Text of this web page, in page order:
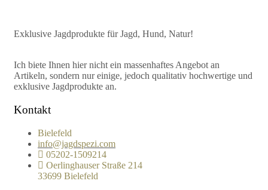
Exklusive Jagdprodukte für Jagd, Hund, Natur!
Ich biete Ihnen hier nicht ein massenhaftes Angebot an
Artikeln, sondern nur einige, jedoch qualitativ hochwertige und
exklusive Jagdprodukte an.
Kontakt
Bielefeld
info@jagdspezi.com
05202-1509214
Oerlinghauser Straße 214
33699 Bielefeld